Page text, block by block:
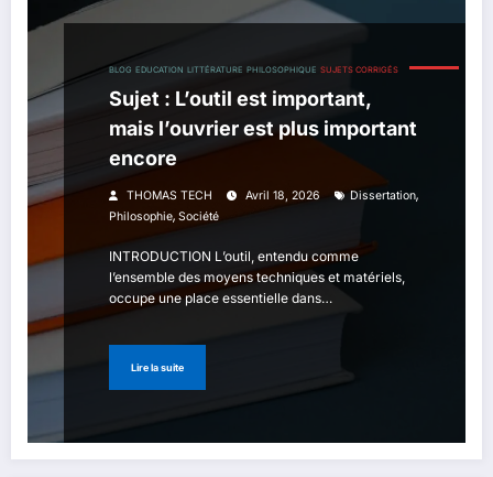
BLOG EDUCATION LITTÉRATURE PHILOSOPHIQUE SUJETS CORRIGÉS
Sujet : L’outil est important,
mais l’ouvrier est plus important
encore
THOMAS TECH Avril 18, 2026 Dissertation,
Philosophie, Société
INTRODUCTION L’outil, entendu comme
l’ensemble des moyens techniques et matériels,
occupe une place essentielle dans…
Lire la suite